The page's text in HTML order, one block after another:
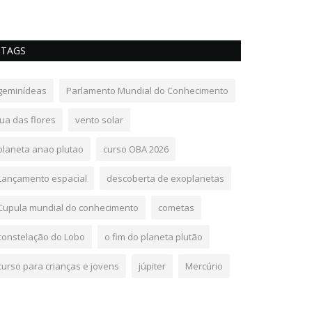
TAGS
Parlamento Mundial do Conhecimento
das flores vento solar
anao plutao curso OBA 2026
espacial descoberta de exoplanetas
mundial do conhecimento cometas
do Lobo o fim do planeta plutão
para crianças e jovens júpiter Mercúrio